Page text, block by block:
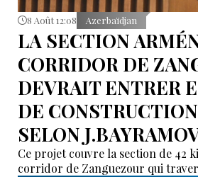
8 Août 12:08 Azerbaïdjan
LA SECTION
CORRIDOR DE
DEVRAIT ENTRER
DE
SELON
Ce projet couvre la section de 42
corridor de Zanguezour qui